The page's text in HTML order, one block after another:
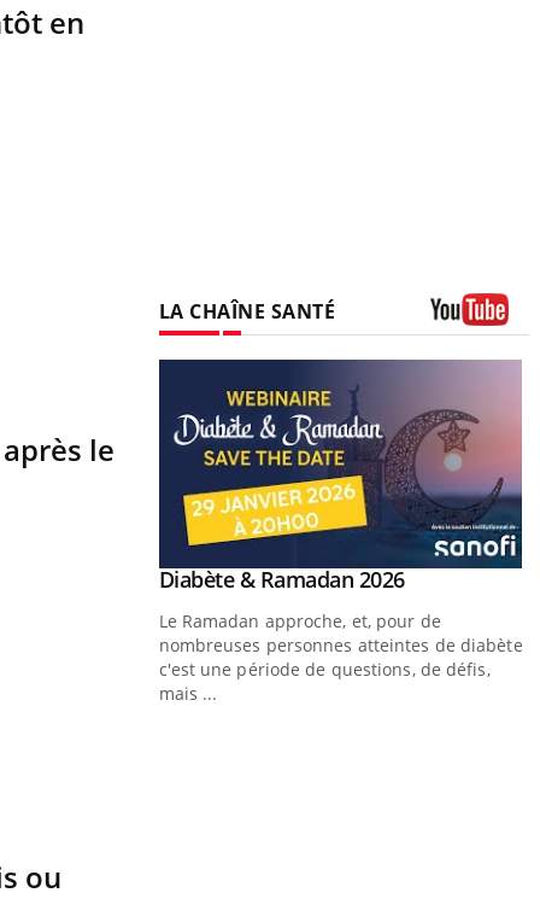
en
le
ou
LA CHAÎNE SANTÉ
piscine,
Youtube
Diabète & Ramadan 2026Youtube
Le Ramadan approche, et, pour de
nombreuses personnes atteintes de diabète,
c'est une période de questions, de défis,
mais ...